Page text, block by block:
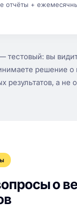
отчёты +
тестовый: вы
решение
результатов, а не
о